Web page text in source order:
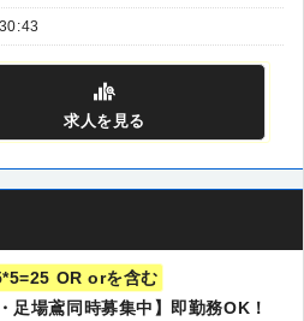
求人を見る
OR orを含む
足場鳶同時募集中】即勤務OK！